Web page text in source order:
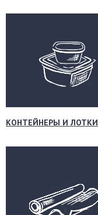
КОНТЕЙНЕРЫ И ЛОТКИ